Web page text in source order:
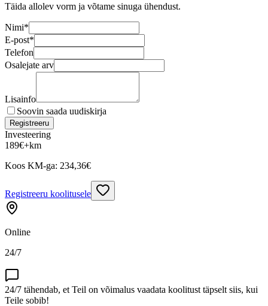
Täida allolev vorm ja võtame sinuga ühendust.
Nimi*
E-post*
Telefon
Osalejate arv
Lisainfo
Soovin saada uudiskirja
Registreeru
Investeering
189€+km
Koos KM-ga: 234,36€
Registreeru koolitusele
Online
24/7
24/7 tähendab, et Teil on võimalus vaadata koolitust täpselt siis, kui
Teile sobib!